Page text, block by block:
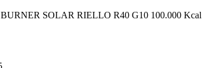
BURNER SOLAR RIELLO R40 G10 100.000 Kcal